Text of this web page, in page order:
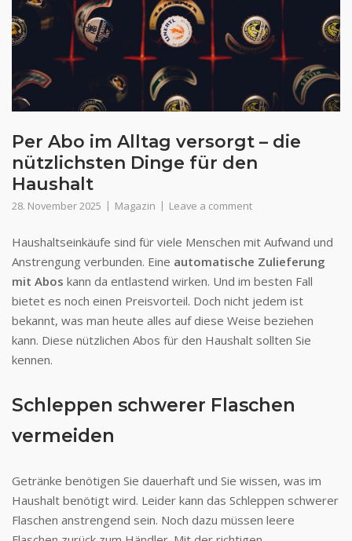
Per Abo im Alltag versorgt – die
nützlichsten Dinge für den
Haushalt
28. November 2025 Magazin Leave a comment
Haushaltseinkäufe sind für viele Menschen mit Aufwand und
Anstrengung verbunden. Eine automatische Zulieferung
mit Abos kann da entlastend wirken. Und im besten Fall
bietet es noch einen Preisvorteil. Doch nicht jedem ist
bekannt, was man heute alles auf diese Weise beziehen
kann. Diese nützlichen Abos für den Haushalt sollten Sie
kennen.
Schleppen schwerer Flaschen
vermeiden
Getränke benötigen Sie dauerhaft und Sie wissen, was im
Haushalt benötigt wird. Leider kann das Schleppen schwerer
Flaschen anstrengend sein. Noch dazu müssen leere